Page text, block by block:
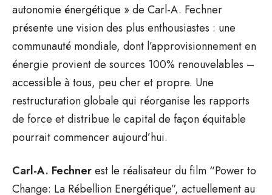
autonomie énergétique » de Carl-A. Fechner
présente une vision des plus enthousiastes : une
communauté mondiale, dont l’approvisionnement en
énergie provient de sources 100% renouvelables –
accessible à tous, peu cher et propre. Une
restructuration globale qui réorganise les rapports
de force et distribue le capital de façon équitable
pourrait commencer aujourd’hui.
Carl-A. Fechnerest le réalisateur du film “Power to
Change: La Rébellion Energétique”, actuellement au